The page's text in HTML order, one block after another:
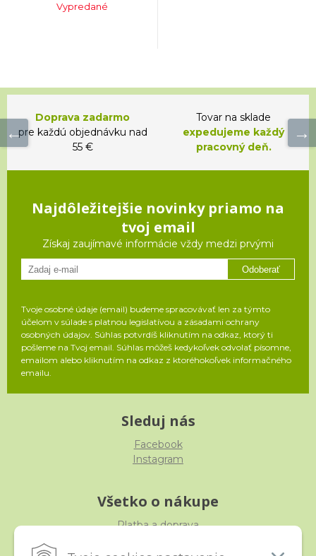
Vypredané
Doprava zadarmo
pre každú objednávku nad
55 €
Tovar na sklade
expedujeme každý
pracovný deň.
Najdôležitejšie novinky priamo na
tvoj email
Získaj zaujímavé informácie vždy medzi prvými
Odoberať
Tvoje osobné údaje (email) budeme spracovávať len za týmto
účelom v súlade s platnou legislatívou a zásadami ochrany
osobných údajov. Súhlas potvrdíš kliknutím na odkaz, ktorý ti
pošleme na Tvoj email. Súhlas môžeš kedykoľvek odvolať písomne,
emailom alebo kliknutím na odkaz z ktoréhokoľvek informačného
emailu.
Sleduj nás
Facebook
Instagram
Všetko o nákupe
Platba a doprava